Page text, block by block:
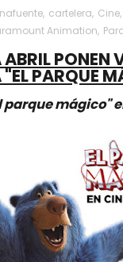
, cartelera, Cine,
Animation,
PONEN
"EL PARQUE
mágico"